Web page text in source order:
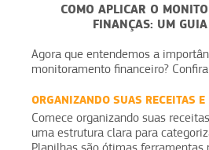
COMO APLICAR O
FINANÇAS: UM GUIA
Agora que entendemos a
monitoramento financeiro?
ORGANIZANDO SUAS RECEITAS E
Comece organizando suas
uma estrutura clara para